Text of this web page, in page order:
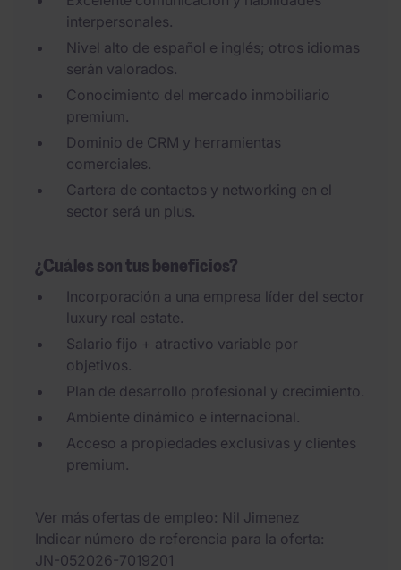
interpersonales.
Nivel alto de español e inglés; otros idiomas
serán valorados.
Conocimiento del mercado inmobiliario
premium.
Dominio de CRM y herramientas
comerciales.
Cartera de contactos y networking en el
sector será un plus.
¿Cuáles son tus beneficios?
Incorporación a una empresa líder del sector
luxury real estate.
Salario fijo + atractivo variable por
objetivos.
Plan de desarrollo profesional y crecimiento.
Ambiente dinámico e internacional.
Acceso a propiedades exclusivas y clientes
premium.
Ver más ofertas de empleo
Nil Jimenez
Indicar número de referencia para la oferta
JN-052026-7019201